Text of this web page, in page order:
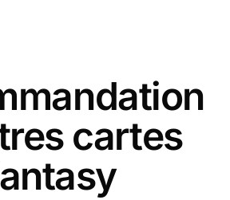
cartes